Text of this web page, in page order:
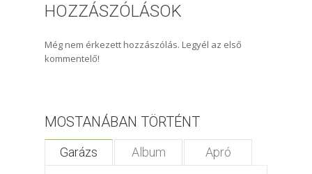
HOZZÁSZÓLÁSOK
Még nem érkezett hozzászólás. Legyél az első
kommentelő!
MOSTANÁBAN TÖRTÉNT
Garázs Album Apró